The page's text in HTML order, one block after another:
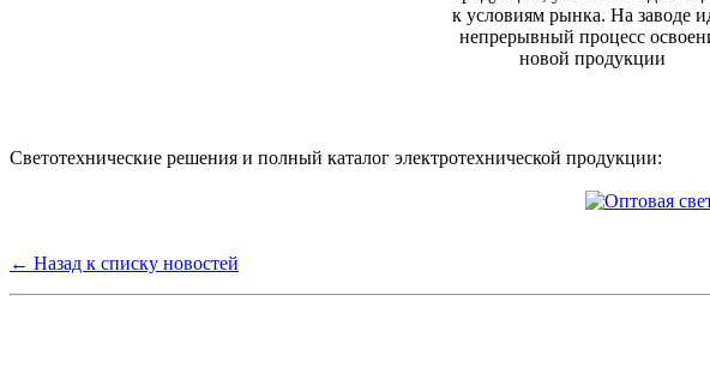
к условиям рынка. На заводе
непрерывный процесс
новой продукции
Светотехнические решения и полный каталог электротехнической продукции:
← Назад к списку новостей